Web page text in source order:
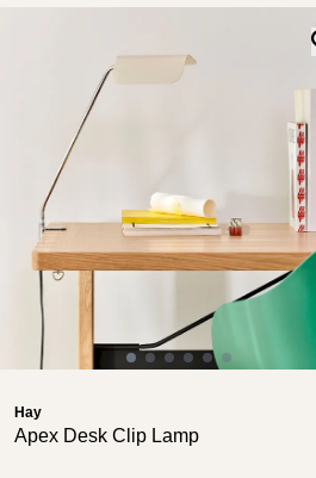
Hay
Apex Desk Clip Lamp